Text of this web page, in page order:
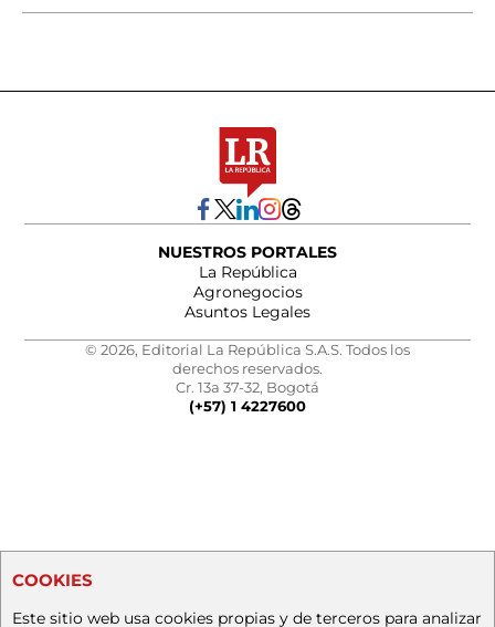
NUESTROS PORTALES
La República
Agronegocios
Asuntos Legales
© 2026, Editorial La República S.A.S. Todos los
derechos reservados.
Cr. 13a 37-32, Bogotá
(+57) 1 4227600
COOKIES
Este sitio web usa cookies propias y de terceros para analizar